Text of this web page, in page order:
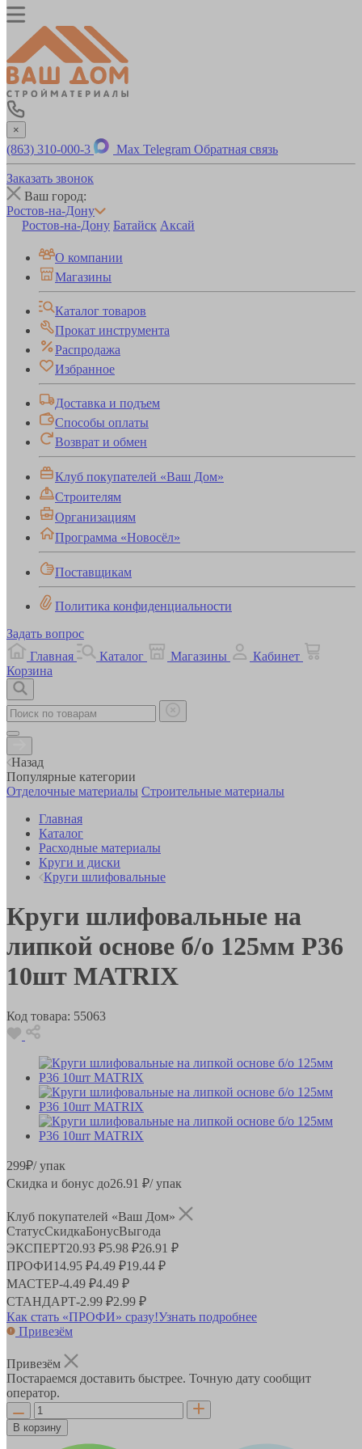
×
(863) 310-000-3 Max Telegram Обратная связь
Заказать звонок
Ваш город:
Ростов-на-Дону
Ростов-на-Дону Батайск Аксай
О компании
Магазины
Каталог товаров
Прокат инструмента
Распродажа
Избранное
Доставка и подъем
Способы оплаты
Возврат и обмен
Клуб покупателей «Ваш Дом»
Строителям
Организациям
Программа «Новосёл»
Поставщикам
Политика конфиденциальности
Задать вопрос
Главная
Каталог Магазины
Кабинет
Корзина
Назад
Популярные категории
Отделочные материалы Строительные материалы
Главная
Каталог
Расходные материалы
Круги и диски
Круги шлифовальные
Круги шлифовальные на
липкой основе б/о 125мм Р36
10шт MATRIX
Код товара: 55063
299₽/ упак
Скидка и бонус до26.91 ₽/ упак
Клуб покупателей «Ваш Дом»
СтатусСкидкаБонусВыгода
ЭКСПЕРТ20.93 ₽5.98 ₽26.91 ₽
ПРОФИ14.95 ₽4.49 ₽19.44 ₽
МАСТЕР-4.49 ₽4.49 ₽
СТАНДАРТ-2.99 ₽2.99 ₽
Как стать «ПРОФИ» сразу!Узнать подробнее
Привезём
Привезём
Постараемся доставить быстрее. Точную дату сообщит
оператор.
В корзину